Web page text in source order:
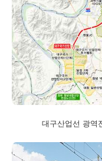
대구산업선 광역